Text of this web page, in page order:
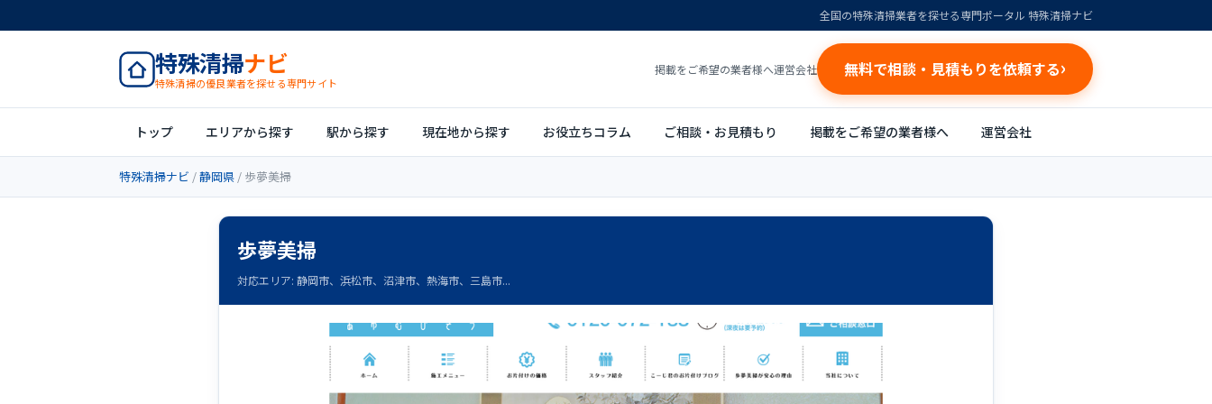
全国の特殊清掃業者を探せる専門ポータル 特殊清掃ナビ
特殊清掃ナビ
特殊清掃の優良業者を探せる専門サイト
掲載をご希望の業者様へ運営会社 無料で相談・見積もりを依頼する
トップ エリアから探す 駅から探す 現在地から探す お役立ちコラム ご相談・お見積もり 掲載をご希望の業者様へ 運営会社
特殊清掃ナビ /静岡県 / 歩夢美掃
歩夢美掃
対応エリア: 静岡市、浜松市、沼津市、熱海市、三島市...